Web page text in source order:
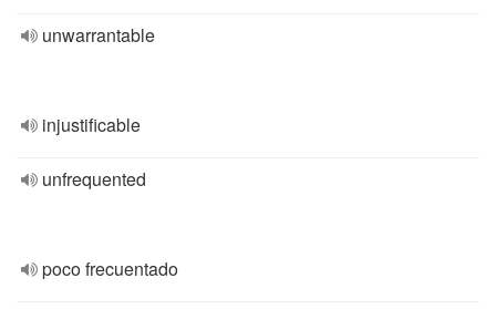
unwarrantable
injustificable
unfrequented
poco frecuentado